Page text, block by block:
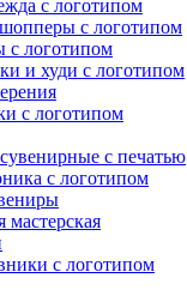
с логотипом
с логотипом
с логотипом
и худи с логотипом
с логотипом
с печатью
с логотипом
мастерская
с логотипом